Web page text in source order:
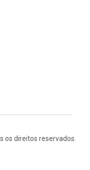
os direitos reservados.